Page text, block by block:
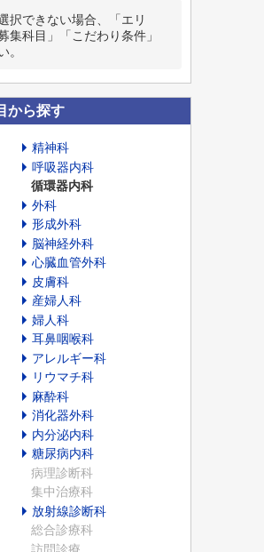
択できない場合、「エリ
集科目」「こだわり条件」
。
から探す
精神科
呼吸器内科
循環器内科
外科
形成外科
脳神経外科
心臓血管外科
皮膚科
産婦人科
婦人科
耳鼻咽喉科
アレルギー科
リウマチ科
麻酔科
消化器外科
内分泌内科
糖尿病内科
病理診断科
集中治療科
放射線診断科
総合診療科
訪問診療